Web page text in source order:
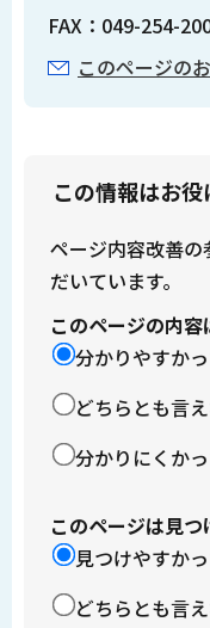
FAX：049-254-
このページの
この情報はお
ページ内容改善
だいています。
このページの内
分かりやすか
どちらとも言
分かりにくか
このページは見
見つけやすか
どちらとも言